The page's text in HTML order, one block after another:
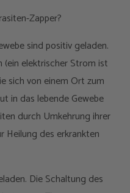
Zapper?
sind positiv geladen.
elektrischer Strom ist
sich von einem Ort zum
in das lebende Gewebe
durch Umkehrung ihrer
des erkrankten
Die Schaltung des